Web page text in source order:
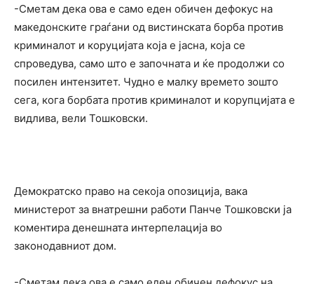
-Сметам дека ова е само еден обичен дефокус на
македонските граѓани од вистинската борба против
криминалот и коруцијата која е јасна, која се
спроведува, само што е започната и ќе продолжи со
посилен интензитет. Чудно е малку времето зошто
сега, кога борбата против криминалот и корупцијата е
видлива, вели Тошковски.
Демократско право на секоја опозиција, вака
министерот за внатрешни работи Панче Тошковски ја
коментира денешната интерпелација во
законодавниот дом.